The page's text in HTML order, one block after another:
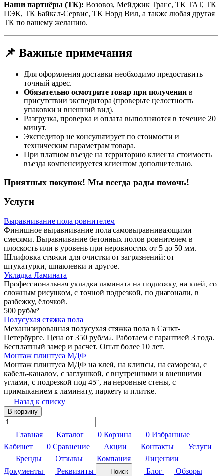
Наши партнёры (ТК): Возовоз, Мейджик Транс, ТК ТАТ, ТК
ПЭК, ТК Байкал-Сервис, ТК Норд Вил, а также любая другая
ТК по вашему желанию.
📌 Важные примечания
Для оформления доставки необходимо предоставить
точный адрес.
Обязательно осмотрите товар при получении в
присутствии экспедитора (проверьте целостность
упаковки и внешний вид).
Разгрузка, проверка и оплата выполняются в течение 20
минут.
Экспедитор не консультирует по стоимости и
техническим параметрам товара.
При платном въезде на территорию клиента стоимость
въезда компенсируется клиентом дополнительно.
Приятных покупок! Мы всегда рады помочь!
Услуги
Выравнивание пола ровнителем
Финишное выравнивание пола самовыравнивающими
смесями. Выравнивание бетонных полов ровнителем в
плоскость или в уровень при неровностях от 5 до 50 мм.
Шлифовка стяжки для очистки от загрязнений: от
штукатурки, шпаклевки и другое.
Укладка Ламината
Профессиональная укладка ламината на подложку, на клей, со
сложным рисунком, с точной подрезкой, по диагонали, в
разбежку, ёлочкой.
500 руб/м²
Полусухая стяжка пола
Механизированная полусухая стяжка пола в Санкт-
Петербурге. Цена от 350 руб/м2. Работаем с гарантией 3 года.
Бесплатный замер и расчет. Опыт более 10 лет.
Монтаж плинтуса МДФ
Монтаж плинтуса МДФ на клей, на клипсы, на саморезы, с
кабель-каналом, с заглушкой, с внутренними и внешними
углами, с подрезкой под 45°, на неровные стены, с
примыканием к ламинату, паркету и плитке.
Назад к списку
В корзину
Главная Каталог 0 Корзина 0 Избранные
Кабинет
0 Сравнение Акции Контакты
Услуги
Бренды
Отзывы Компания
Лицензии
Документы
Реквизиты Поиск Блог
Обзоры